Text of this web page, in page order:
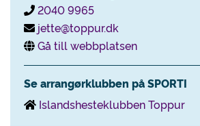
2040 9965
jette@toppur.dk
Gå till webbplatsen
Se arrangørklubben på SPORTI
Islandshesteklubben Toppur